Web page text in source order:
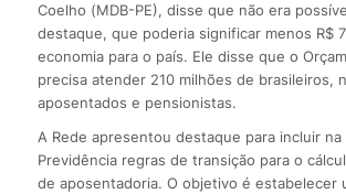
Coelho (MDB-PE), disse que não era
destaque, que poderia significar menos R$
economia para o país. Ele disse que o
precisa atender 210 milhões de brasileiros,
aposentados e pensionistas.
A Rede apresentou destaque para incluir na
Previdência regras de transição para o
de aposentadoria. O objetivo é estabelecer